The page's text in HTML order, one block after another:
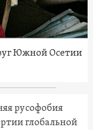
Южной Осетии
русофобия
глобальной